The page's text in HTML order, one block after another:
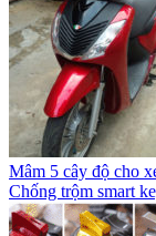
Mâm 5 cây độ cho
Chống trộm smart